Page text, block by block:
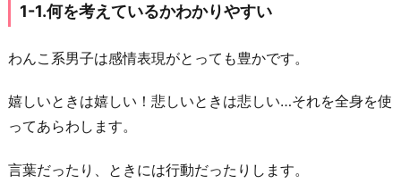
わ
か
や
す
1
1-1.何を考えているかわかりやすい
わんこ系男子は感情表現がとっても豊かです。
嬉しいときは嬉しい！悲しいときは悲しい…それを全身を使
ってあらわします。
言葉だったり、ときには行動だったりします。